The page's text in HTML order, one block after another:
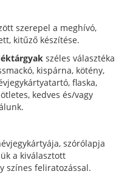
szerepel a meghívó,
kitűző készítése.
széles választéka
kispárna, kötény,
flaska,
kedves és/vagy
szórólapja
a kiválasztott
színes feliratozással.